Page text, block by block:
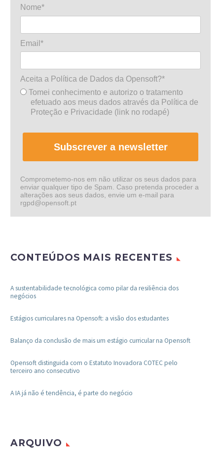
Nome*
Email*
Aceita a Política de Dados da Opensoft?*
Tomei conhecimento e autorizo o tratamento
efetuado aos meus dados através da Política de
Proteção e Privacidade (link no rodapé)
Subscrever a newsletter
Comprometemo-nos em não utilizar os seus dados para
enviar qualquer tipo de Spam. Caso pretenda proceder a
alterações aos seus dados, envie um e-mail para
rgpd@opensoft.pt
CONTEÚDOS MAIS RECENTES
A sustentabilidade tecnológica como pilar da resiliência dos
negócios
Estágios curriculares na Opensoft: a visão dos estudantes
Balanço da conclusão de mais um estágio curricular na Opensoft
Opensoft distinguida com o Estatuto Inovadora COTEC pelo
terceiro ano consecutivo
A IA já não é tendência, é parte do negócio
ARQUIVO